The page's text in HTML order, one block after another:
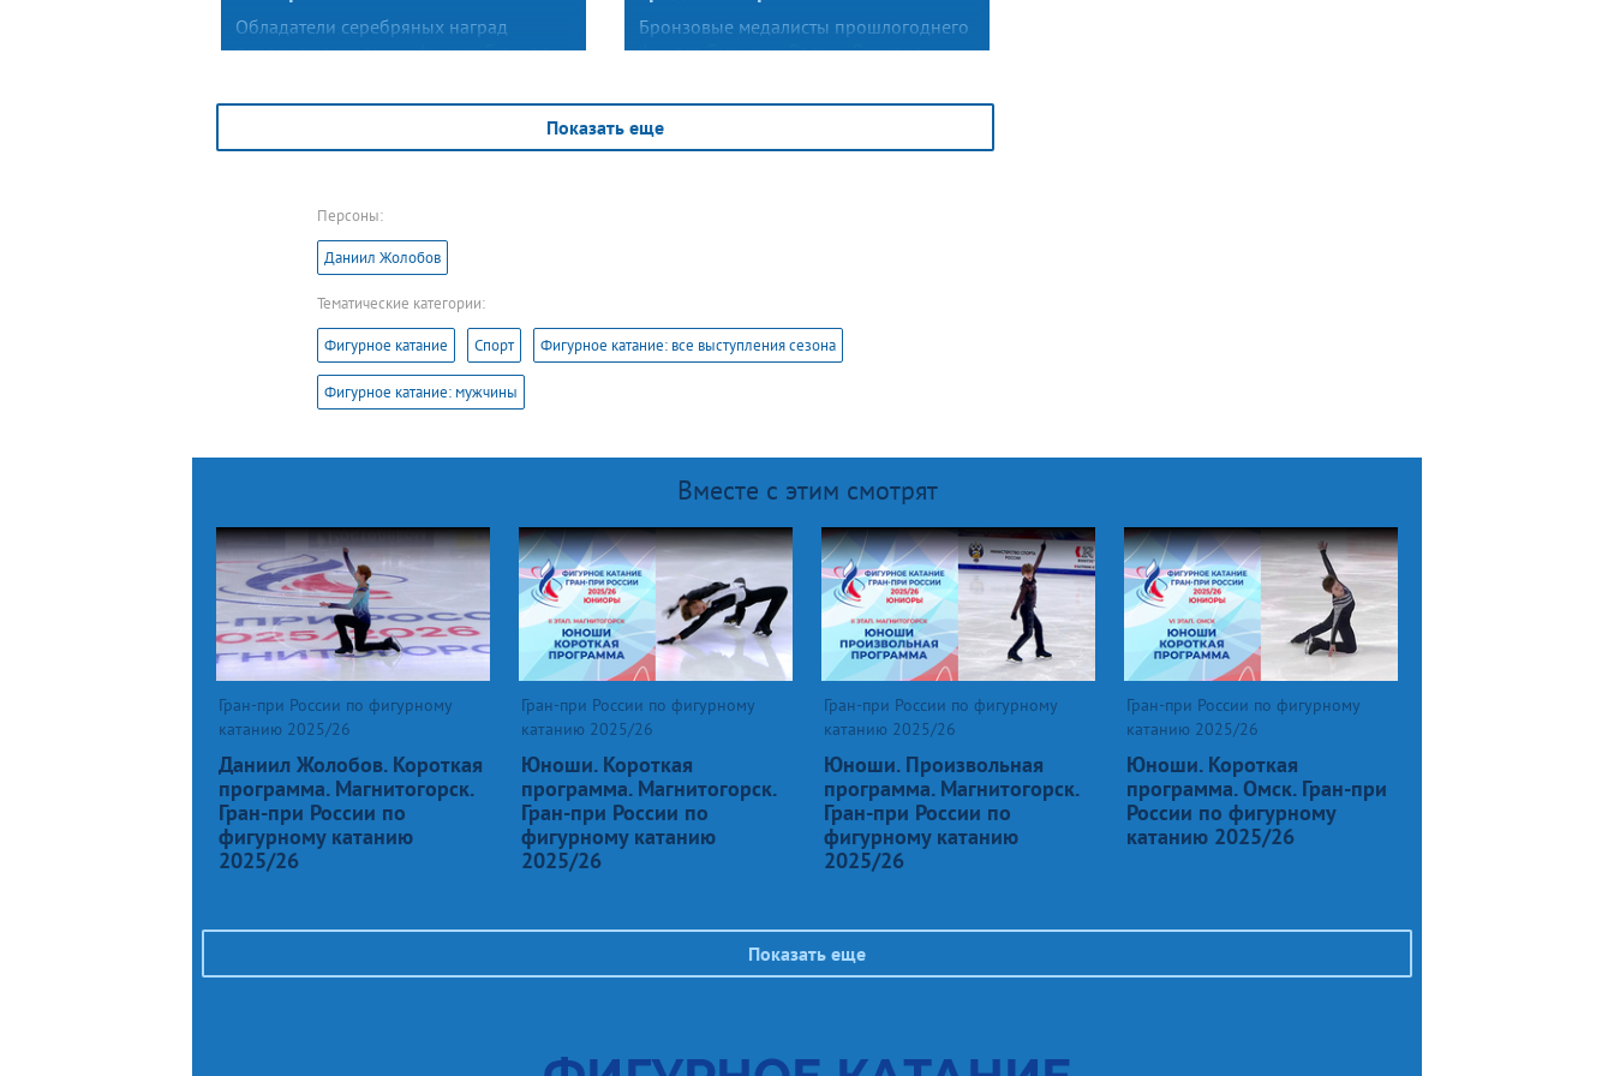
Обладатели серебряных наград
первенства страны и финала Гран-при
взяли для ритм-танца взрослую
постановки — тренер фигуристов
Бронзовые медалисты прошлогоднего
финала Гран-при России Варвара
новый ритмический танец под песни
британского гитариста Дэна Оуэна,
работающего в стиле блюз-рок.
Показать еще
Персоны:
Даниил Жолобов
Тематические категории:
Фигурное катание Спорт Фигурное катание: все выступления сезона
Фигурное катание: мужчины
Вместе с этим смотрят
Гран-при России по фигурному
катанию 2025/26
Даниил Жолобов. Короткая
программа. Магнитогорск.
Гран-при России по
фигурному катанию
2025/26
Гран-при России по фигурному
катанию 2025/26
Юноши. Короткая
программа. Магнитогорск.
Гран-при России по
фигурному катанию
2025/26
Гран-при России по фигурному
катанию 2025/26
Юноши. Произвольная
программа. Магнитогорск.
Гран-при России по
фигурному катанию
2025/26
Гран-при России по фигурному
катанию 2025/26
Юноши. Короткая
программа. Омск. Гран-при
России по фигурному
катанию 2025/26
Показать еще